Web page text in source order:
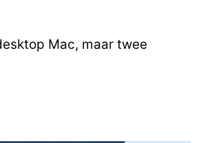
Mac, maar twee